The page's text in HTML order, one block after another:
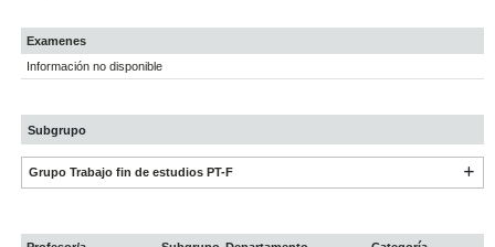
Examenes
Información no disponible
Subgrupo
Grupo Trabajo fin de estudios PT-F